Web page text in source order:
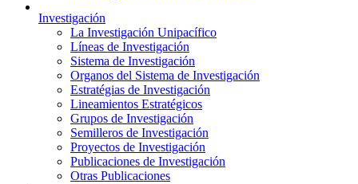
Investigación
La Investigación Unipacífico
Líneas de Investigación
Sistema de Investigación
Organos del Sistema de Investigación
Estratégias de Investigación
Lineamientos Estratégicos
Grupos de Investigación
Semilleros de Investigación
Proyectos de Investigación
Publicaciones de Investigación
Otras Publicaciones